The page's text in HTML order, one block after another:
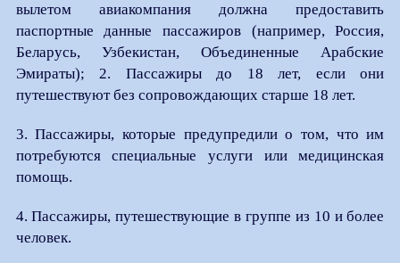
вылетом авиакомпания должна предоставить
паспортные данные пассажиров (например, Россия,
Беларусь, Узбекистан, Объединенные Арабские
Эмираты); 2. Пассажиры до 18 лет, если они
путешествуют без сопровождающих старше 18 лет.
3. Пассажиры, которые предупредили о том, что им
потребуются специальные услуги или медицинская
помощь.
4. Пассажиры, путешествующие в группе из 10 и более
человек.